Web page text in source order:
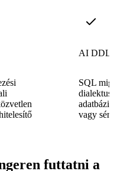
AI DDL
SQL
vagy
futtatni a